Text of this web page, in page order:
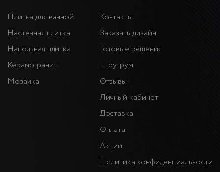
Плитка для ванной
Настенная плитка
Напольная плитка
Керамогранит
Мозаика
Контакты
Заказать дизайн
Готовые решения
Шоу-рум
Отзывы
Личный кабинет
Доставка
Оплата
Акции
Политика конфиденциальности